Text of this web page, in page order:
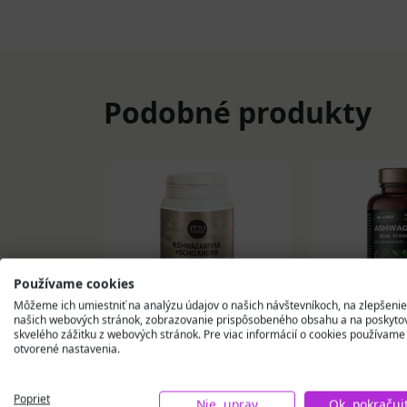
Podobné produkty
kapsuly 90 ks
Používame cookies
Môžeme ich umiestniť na analýzu údajov o našich návštevníkoch, na zlepšenie
našich webových stránok, zobrazovanie prispôsobeného obsahu a na
skvelého zážitku z webových stránok. Pre viac informácií o cookies používame
otvorené nastavenia.
Poprieť